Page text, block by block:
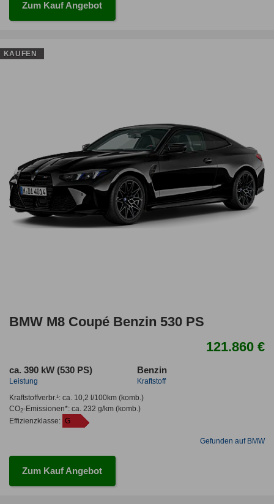
Zum Kauf Angebot
BMW M8 Coupé Benzin 530 PS
121.860 €
ca. 390 kW (530 PS)
Leistung
Benzin
Kraftstoff
Kraftstoffverbr.¹: ca. 10,2 l/100km(komb.)
CO2-Emissionen*: ca. 232 g/km(komb.)
Effizienzklasse: G
Gefunden auf BMW
Zum Kauf Angebot
KAUFEN